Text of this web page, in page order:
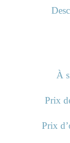
À
Prix
Prix